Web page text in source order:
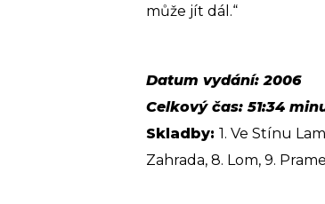
může jít dál.“
Datum vydání: 2006
Celkový čas: 51:34
Skladby: 1. Ve Stínu
Zahrada, 8. Lom, 9.